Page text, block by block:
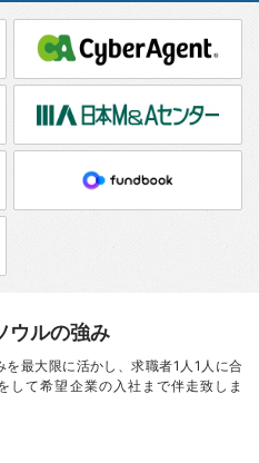
ウルの強み
を最大限に活かし、求職者1人1人に合
して希望企業の入社まで伴走致しま